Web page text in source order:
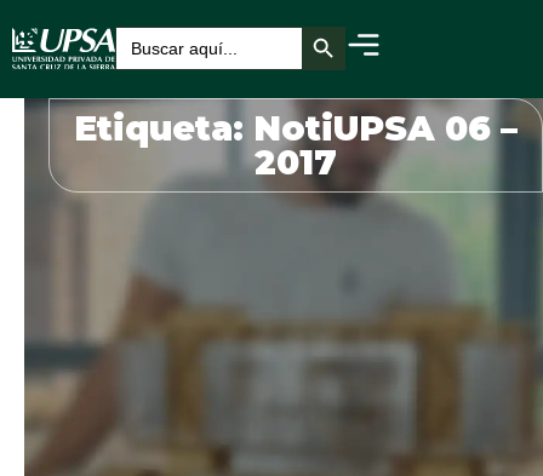
Buscar: Botón de búsqueda
Etiqueta: NotiUPSA 06 –
2017